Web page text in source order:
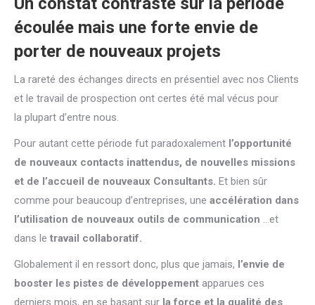
écoulée mais une forte envie de
porter de nouveaux projets
La rareté des échanges directs en présentiel avec nos Clients
et le travail de prospection ont certes été mal vécus pour
la plupart d’entre nous.
Pour autant cette période fut paradoxalement l’opportunité
de nouveaux contacts inattendus, de nouvelles missions
et de l’accueil de nouveaux Consultants. Et bien sûr
comme pour beaucoup d’entreprises, une accélération dans
l’utilisation de nouveaux outils de communication …et
dans le travail collaboratif.
Globalement il en ressort donc, plus que jamais, l’envie de
booster les pistes de développement apparues ces
derniers mois, en se basant sur la force et la qualité des